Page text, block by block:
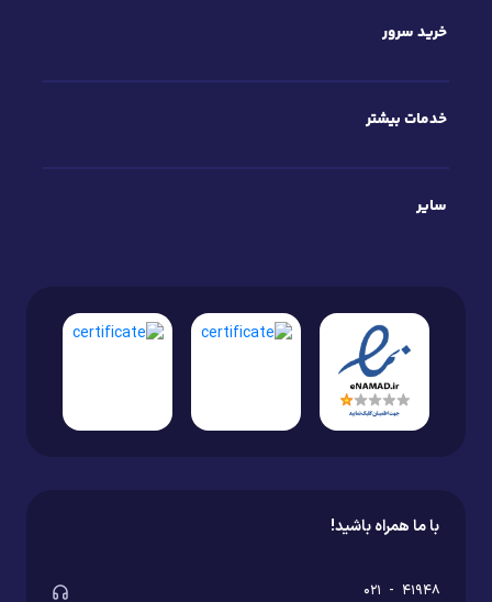
خرید سرور
خدمات بیشتر
سایر
با ما همراه باشید!
۰۲۱ - ۴۱۹۴۸